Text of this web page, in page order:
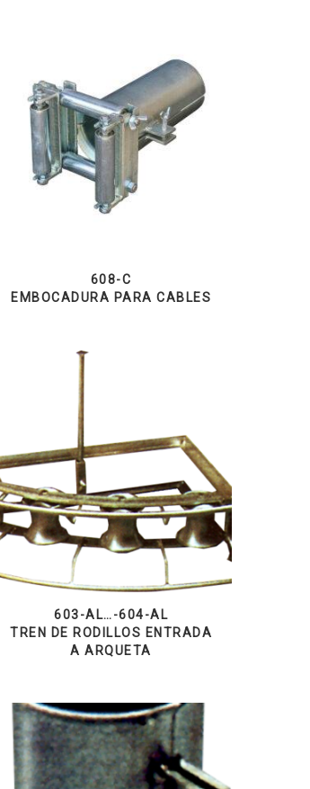
608-C
EMBOCADURA PARA CABLES
603-AL…-604-AL
TREN DE RODILLOS ENTRADA
A ARQUETA